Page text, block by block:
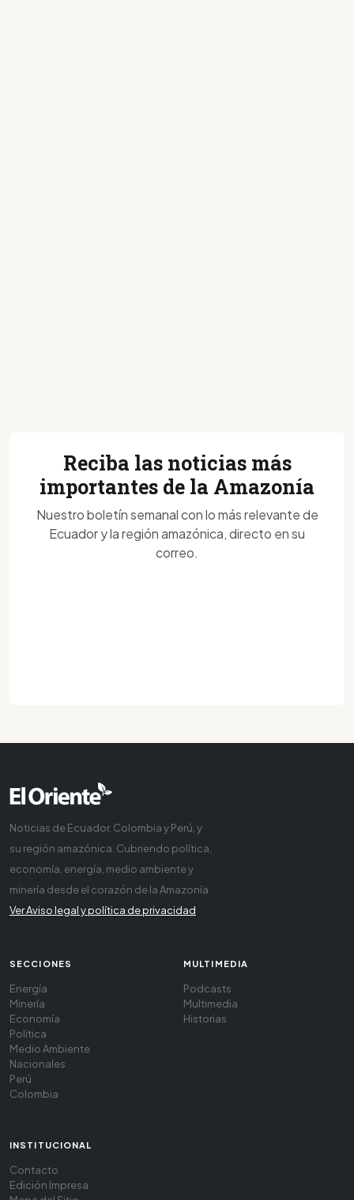
Reciba las noticias más
importantes de la Amazonía
Nuestro boletín semanal con lo más relevante de
Ecuador y la región amazónica, directo en su
correo.
Noticias de Ecuador, Colombia y Perú, y
su región amazónica. Cubriendo política,
economía, energía, medio ambiente y
minería desde el corazón de la Amazonía
Ver Aviso legal y política de privacidad
SECCIONES
Energía
Minería
Economía
Política
Medio Ambiente
Nacionales
Perú
Colombia
MULTIMEDIA
Podcasts
Multimedia
Historias
INSTITUCIONAL
Contacto
Edición Impresa